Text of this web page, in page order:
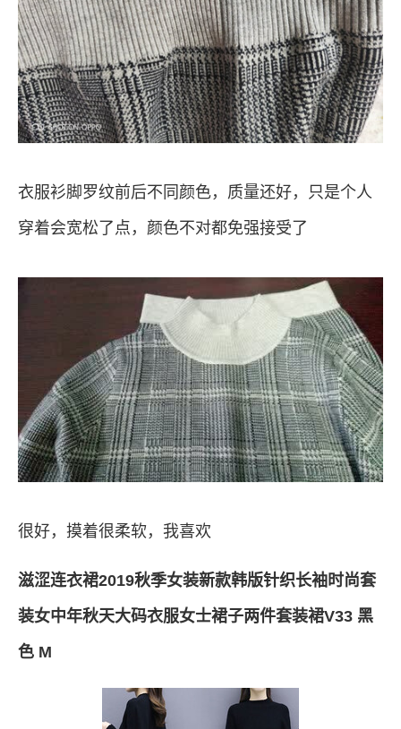
衣服衫脚罗纹前后不同颜色，质量还好，只是个人
穿着会宽松了点，颜色不对都免强接受了
很好，摸着很柔软，我喜欢
滋涩连衣裙2019秋季女装新款韩版针织长袖时尚套
装女中年秋天大码衣服女士裙子两件套装裙V33 黑
色 M